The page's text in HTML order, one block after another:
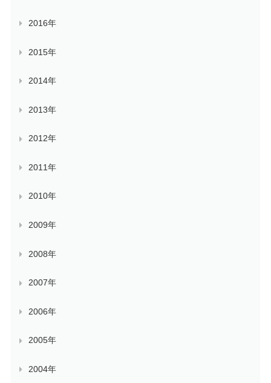
2016年
2015年
2014年
2013年
2012年
2011年
2010年
2009年
2008年
2007年
2006年
2005年
2004年